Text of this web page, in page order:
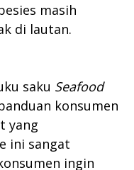
masih
di lautan.
saku Seafood
konsumen
yang
ini sangat
ingin